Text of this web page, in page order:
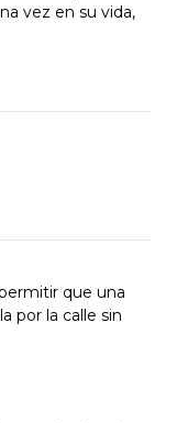
vez en su vida,
que una
por la calle sin